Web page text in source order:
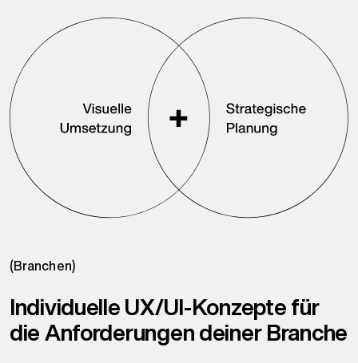
(Branchen)
Individuelle UX/UI-Konzepte für
die Anforderungen deiner Branche